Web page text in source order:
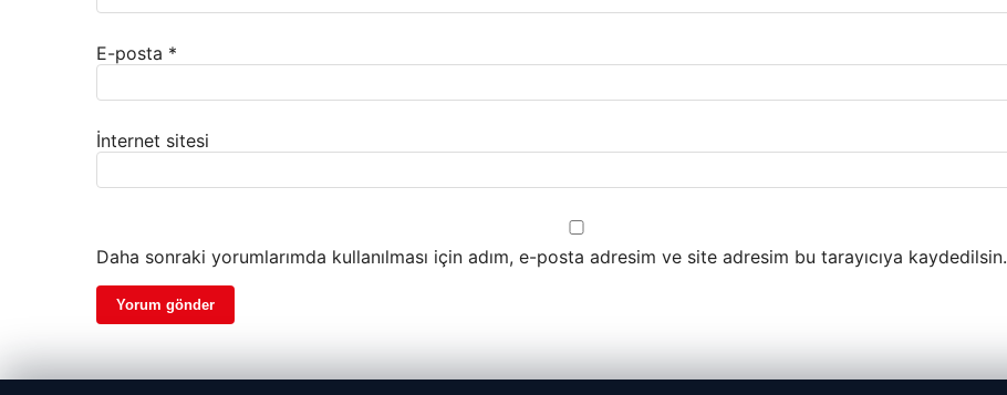
E-posta *
İnternet sitesi
Daha sonraki yorumlarımda kullanılması için adım, e-posta adresim ve site adresim bu tarayıcıya kaydedilsin.